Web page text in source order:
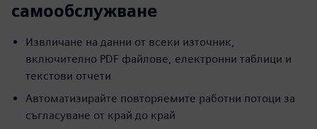
самообслужване
Извличане на данни от всеки източник,
включително PDF файлове, електронни таблици и
текстови отчети
Автоматизирайте повторяемите работни потоци за
съгласуване от край до край